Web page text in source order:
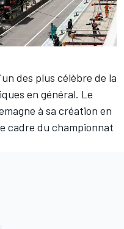
des plus célèbre de la
en général. Le
à sa création en
cadre du championnat